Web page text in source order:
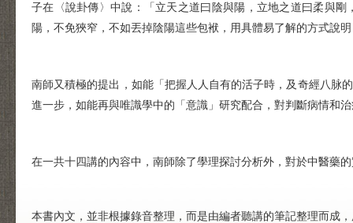
子在〈說卦傳〉中說：「立天之道曰陰與陽，立地之道曰柔與
陽，不免狹窄，不如丟掉陰陽這些包袱，用具體易了解的方式說
南師又積極的提出，如能「把握人人自有的活子時，及奇經八脉
進一步，如能再與唯識學中的「意識」研究配合，對判斷病情和
在一共十四講的內容中，南師除了學理探討分析外，對於中醫藥
本書內文，並非根據錄音整理，而是由編者聽講的筆記整理而成